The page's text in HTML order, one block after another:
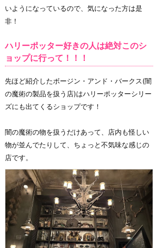
いようになっているので、気になった方は是
非！
ハリーポッター好きの人は絶対このシ
ョップに行って！！！
先ほど紹介したボージン・アンド・バークス(闇
の魔術の製品を扱う店)はハリーポッターシリー
ズにも出てくるショップです！
闇の魔術の物を扱うだけあって、店内も怪しい
物が並んでたりして、ちょっと不気味な感じの
店です。